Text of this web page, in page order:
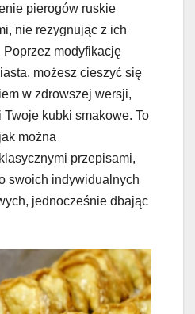
pierogów ruskie
nie rezygnując z ich
modyfikację
możesz cieszyć się
w zdrowszej wersji,
kubki smakowe. To
można
przepisami,
swoich indywidualnych
jednocześnie dbając